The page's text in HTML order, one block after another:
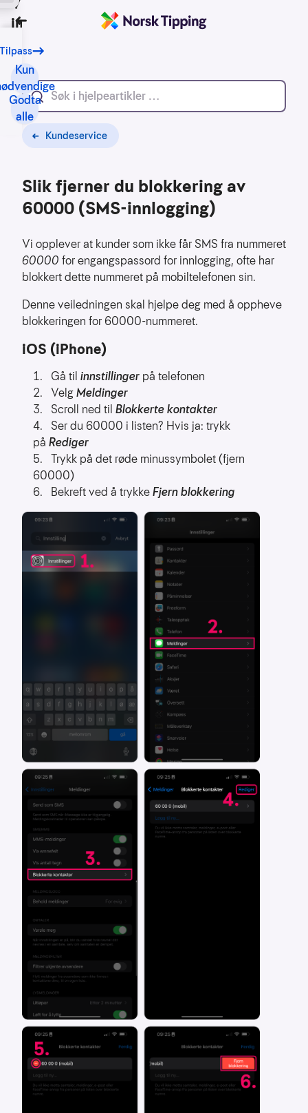
Tilbake
Kundeservice
Slik fjerner du blokkering av
60000 (SMS-innlogging)
Vi opplever at kunder som ikke får SMS fra nummeret
60000 for engangspassord for innlogging, ofte har
blokkert dette nummeret på mobiltelefonen sin.
Denne veiledningen skal hjelpe deg med å oppheve
blokkeringen for 60000-nummeret.
iOS (iPhone)
Gå til innstillinger på telefonen
VelgMeldinger
Scroll ned til Blokkerte kontakter
Ser du 60000 i listen? Hvis ja: trykk
på Rediger
Trykk på det røde minussymbolet (fjern
60000)
Bekreft ved å trykkeFjern blokkering
Vi bruker
informasjonskapsler
Vårt
formål
med
informasjonskapsler
er
blant
Nettsidene
skal
fungere
Samle
inn
statistikk
for
forstå
bruksmønster
Kreditere
kanaler
sender
trafikk
Tilpass
Kun
Godta
alle